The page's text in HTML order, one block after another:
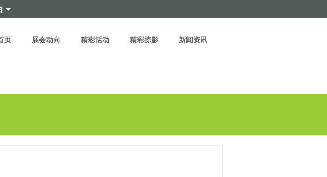
页 展会动向 精彩活动 精彩掠影 新闻资讯